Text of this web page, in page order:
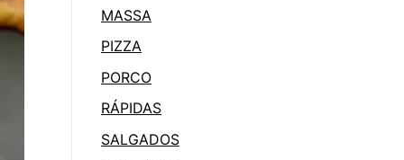
MASSA
PIZZA
PORCO
RÁPIDAS
SALGADOS